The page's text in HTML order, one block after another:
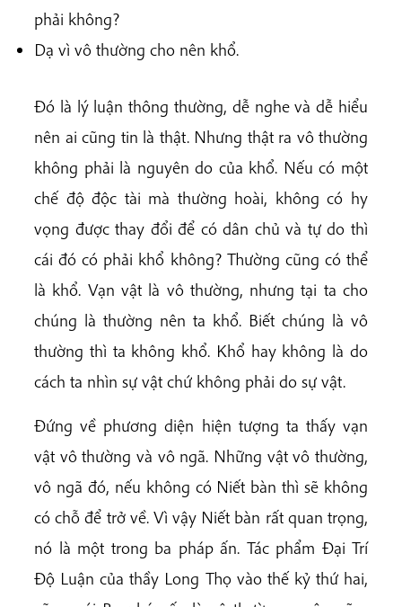
phải không?
Dạ vì vô thường cho nên khổ.
Đó là lý luận thông thường, dễ nghe và dễ hiểu
nên ai cũng tin là thật. Nhưng thật ra vô thường
không phải là nguyên do của khổ. Nếu có một
chế độ độc tài mà thường hoài, không có hy
vọng được thay đổi để có dân chủ và tự do thì
cái đó có phải khổ không? Thường cũng có thể
là khổ. Vạn vật là vô thường, nhưng tại ta cho
chúng là thường nên ta khổ. Biết chúng là vô
thường thì ta không khổ. Khổ hay không là do
cách ta nhìn sự vật chứ không phải do sự vật.
Đứng về phương diện hiện tượng ta thấy vạn
vật vô thường và vô ngã. Những vật vô thường,
vô ngã đó, nếu không có Niết bàn thì sẽ không
có chỗ để trở về. Vì vậy Niết bàn rất quan trọng,
nó là một trong ba pháp ấn. Tác phẩm Đại Trí
Độ Luận của thầy Long Thọ vào thế kỷ thứ hai,